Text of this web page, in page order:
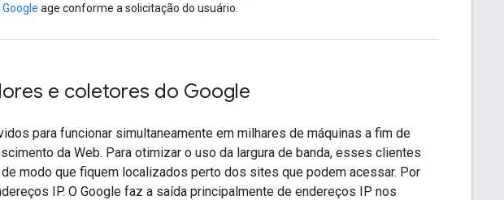
age conforme a solicitação do usuário.
e coletores do Google
para funcionar simultaneamente em milhares de máquinas a fim de
da Web. Para otimizar o uso da largura de banda, esses clientes
modo que fiquem localizados perto dos sites que podem acessar. Por
IP. O Google faz a saída principalmente de endereços IP nos